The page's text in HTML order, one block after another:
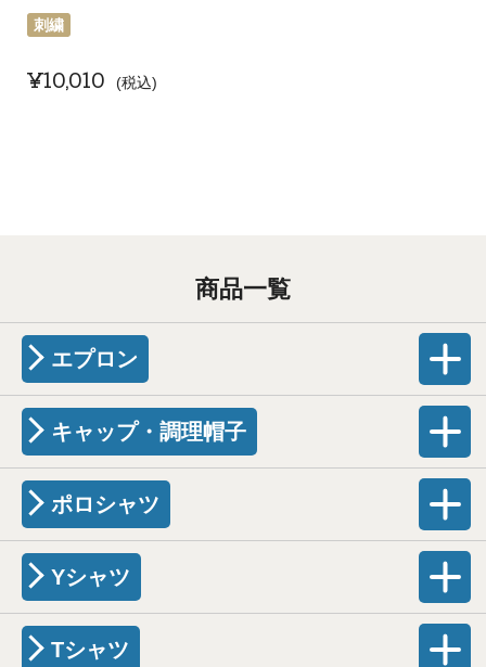
刺繍
¥10,010 税込
商品一覧
エプロン
キャップ・調理帽子
ポロシャツ
Yシャツ
Tシャツ